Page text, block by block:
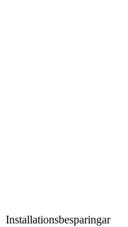
Installationsbesparingar